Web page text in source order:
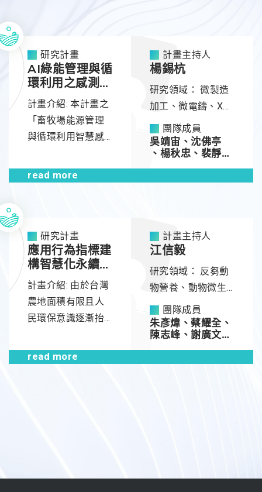
研究計畫
AI綠能管理與循
環利用之感測平
台
計畫介紹: 本計畫之
「畜牧場能源管理
與循環利用智慧感
場為研究基地，整
合「全域環境感
與「能源智慧管理
介面」，運用物聯
網概念與技術，導
入綠能、儲能設施
與智慧電網、各項
生物與環境感測技
物處理再利用設
施。在政府「農業
級畜牧場域環境調
計畫主持人
楊錫杭
研究領域： 微製造
加工、微電鑄、X光
光刻、光纖連接
器、微光學製程、
奈米加工技術
團隊成員
吳靖宙、沈佛亭
、楊秋忠、裴靜
read more
研究計畫
應用行為指標建
構智慧化永續生
產飼養模式
計畫介紹: 由於台灣
農地面積有限且人
民環保意識逐漸抬
已成為未來國內農
業發展之趨勢與終
農業的目標，提早
計畫主持人
江信毅
研究領域：
反芻動
物營養、動物微生
物叢、免疫遺傳
學、生物資訊、基
因體註釋
團隊成員
朱彥煒、蔡耀全、
陳志峰、謝廣文、
read more